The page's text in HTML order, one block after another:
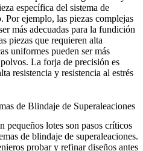
específica del sistema de
Por ejemplo, las piezas complejas
más adecuadas para la fundición
piezas que requieren alta
uniformes pueden ser más
La forja de precisión es
resistencia y resistencia al estrés
de Blindaje de Superaleaciones
lotes son pasos críticos
de blindaje de superaleaciones.
probar y refinar diseños antes